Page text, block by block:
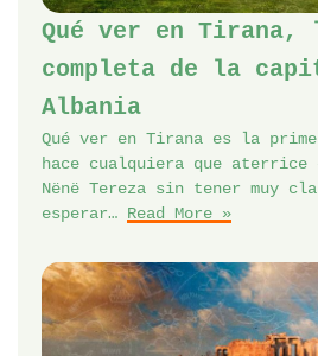
Qué ver en Tirana,
completa de la
Albania
Qué ver en Tirana es la
hace cualquiera que aterrice
Nënë Tereza sin tener muy
esperar… Read More »